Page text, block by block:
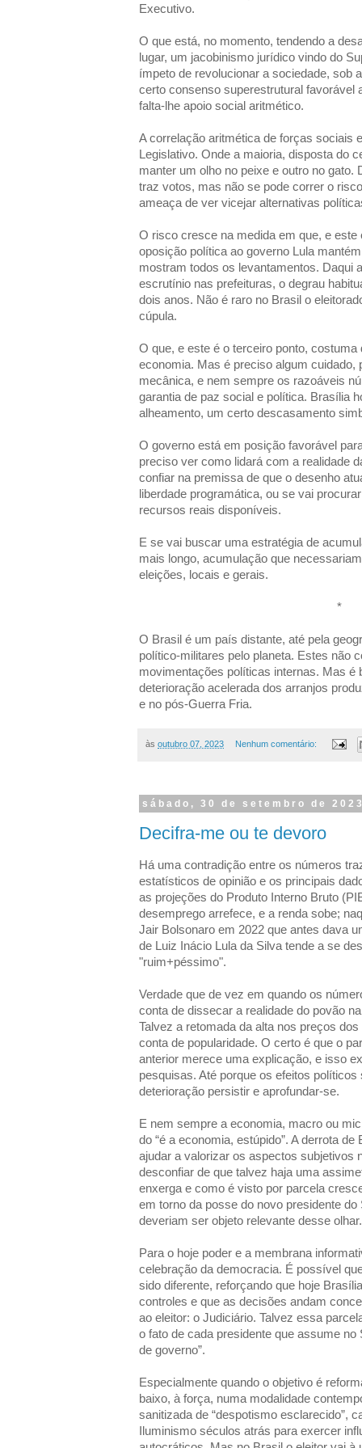
Executivo.
O que está, no momento, tendendo a
lugar, um jacobinismo jurídico vindo do
ímpeto de revolucionar a sociedade, sob
certo consenso superestrutural favorável
falta-lhe apoio social aritmético.
A correlação aritmética de forças sociais
Legislativo. Onde a maioria, disposta do
manter um olho no peixe e outro no gato.
traz votos, mas não se pode correr o
ameaça de ver vicejar alternativas
O risco cresce na medida em que, e este
oposição política ao governo Lula
mostram todos os levantamentos. Daqui
escrutínio nas prefeituras, o degrau
dois anos. Não é raro no Brasil o
cúpula.
O que, e este é o terceiro ponto,
economia. Mas é preciso algum cuidado,
mecânica, e nem sempre os razoáveis
garantia de paz social e política. Brasília
alheamento, um certo descasamento
O governo está em posição favorável
preciso ver como lidará com a realidade
confiar na premissa de que o desenho
liberdade programática, ou se vai
recursos reais disponíveis.
E se vai buscar uma estratégia de
mais longo, acumulação que
eleições, locais e gerais.
*
O Brasil é um país distante, até pela
político-militares pelo planeta. Estes não
movimentações políticas internas. Mas é
deterioração acelerada dos arranjos
e no pós-Guerra Fria.
às outubro 07, 2023 Nenhum comentário:
sábado, 30 de setembro de
Decifra-me ou te devoro
Há uma contradição entre os números
estatísticos de opinião e os principais
as projeções do Produto Interno Bruto
desemprego arrefece, e a renda sobe;
Jair Bolsonaro em 2022 que antes dava
de Luiz Inácio Lula da Silva tende a se
"ruim+péssimo".
Verdade que de vez em quando os
conta de dissecar a realidade do povão
Talvez a retomada da alta nos preços
conta de popularidade. O certo é que o
anterior merece uma explicação, e isso
pesquisas. Até porque os efeitos
deterioração persistir e aprofundar-se.
E nem sempre a economia, macro ou
do “é a economia, estúpido”. A derrota
ajudar a valorizar os aspectos subjetivos
desconfiar de que talvez haja uma
enxerga e como é visto por parcela
em torno da posse do novo presidente
deveriam ser objeto relevante desse olhar.
Para o hoje poder e a membrana
celebração da democracia. É possível
sido diferente, reforçando que hoje
controles e que as decisões andam
ao eleitor: o Judiciário. Talvez essa
o fato de cada presidente que assume no
de governo”.
Especialmente quando o objetivo é
baixo, à força, numa modalidade
sanitizada de “despotismo esclarecido”,
Iluminismo séculos atrás para exercer